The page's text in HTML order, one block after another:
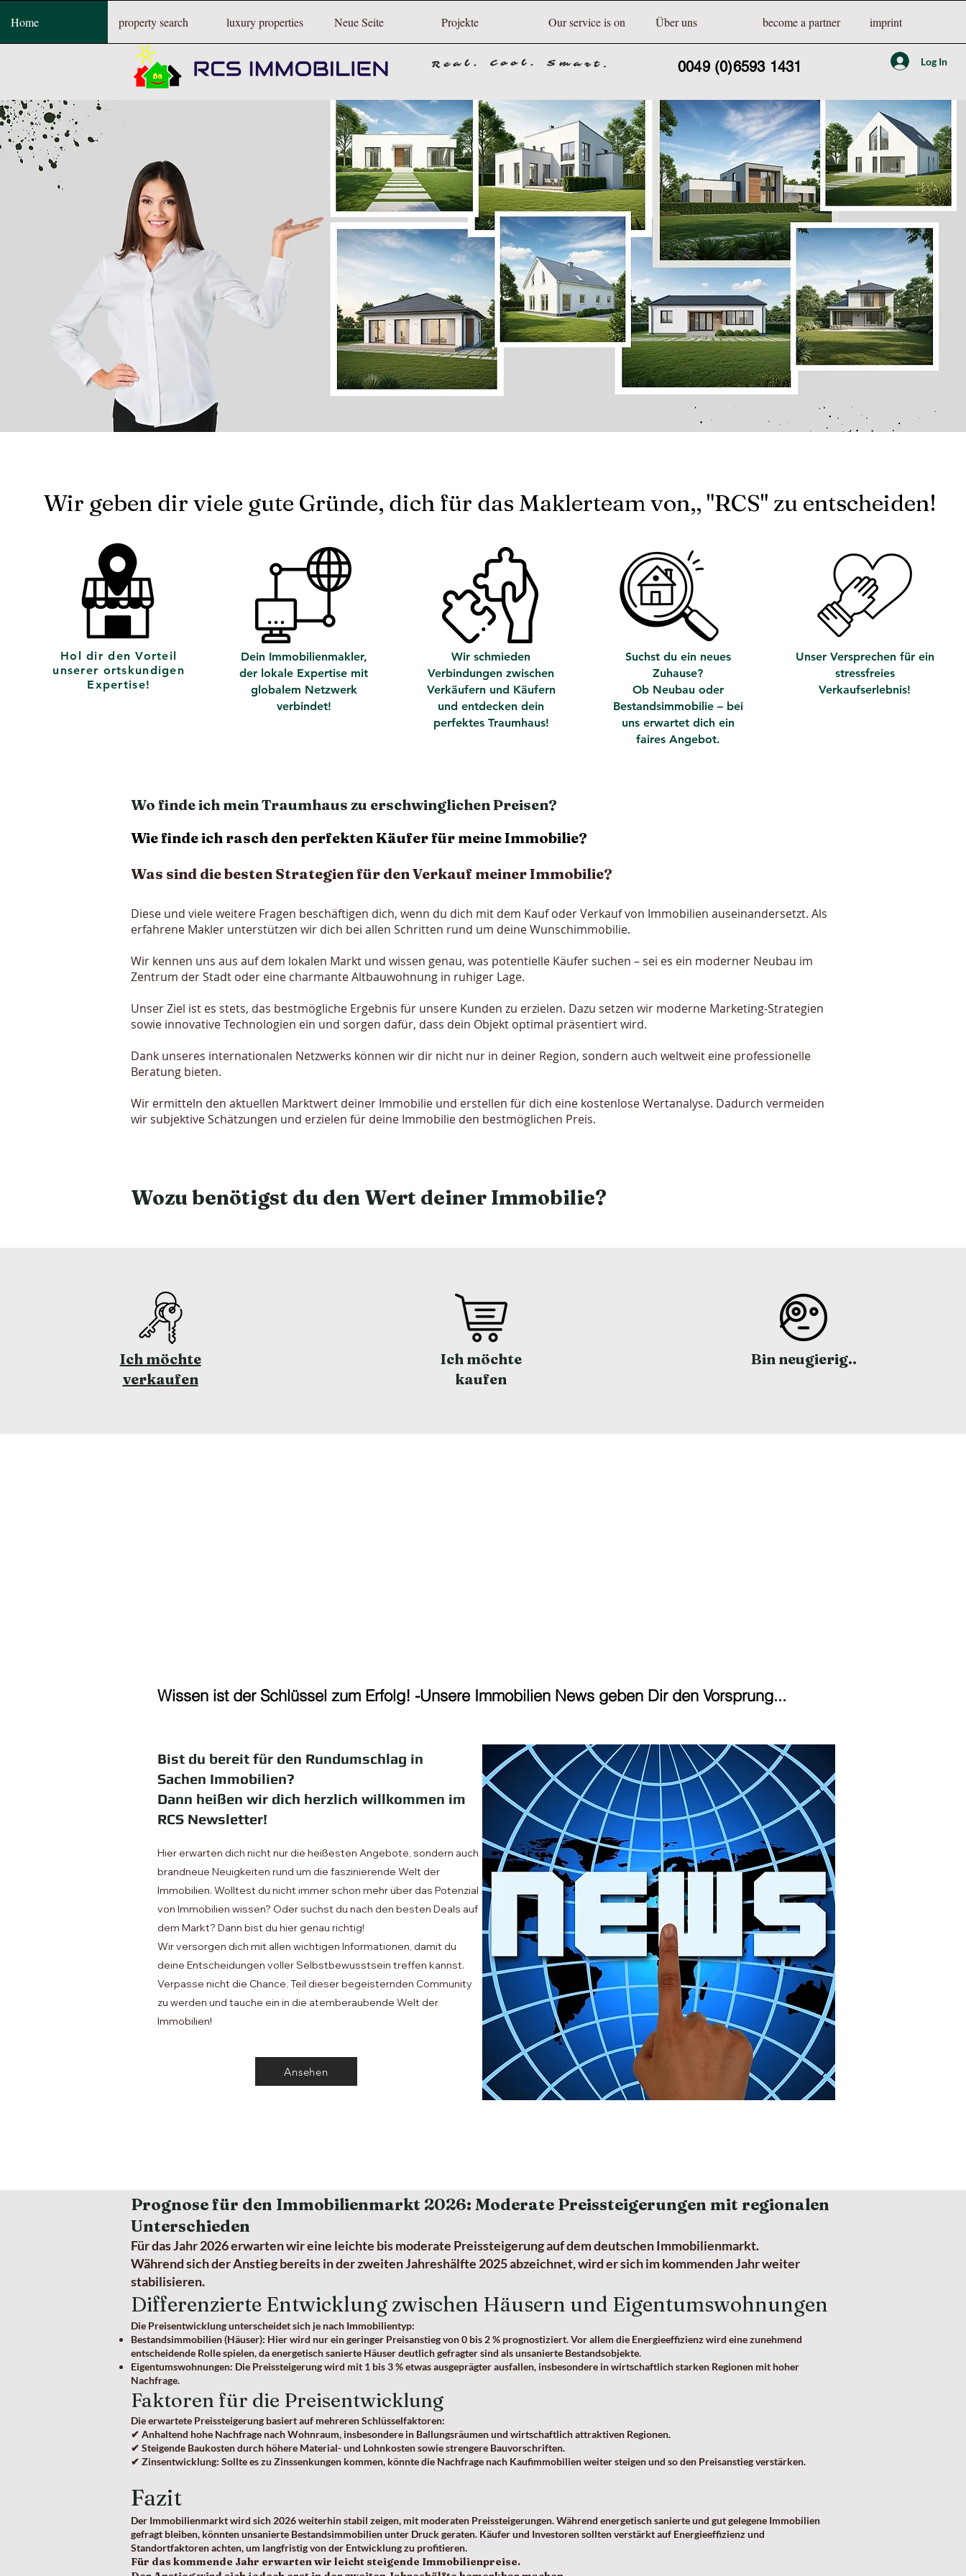
Home property search luxury properties Neue Seite Projekte Our service is on Über uns become a partner imprint
0049 (0)6593 1431 Log In
Wir geben dir viele gute Gründe, dich für das Maklerteam von,, "RCS" zu entscheiden!
Hol dir den Vorteil
unserer ortskundigen
Expertise!
Dein Immobilienmakler,
der lokale Expertise mit
globalem Netzwerk
verbindet!
Wir schmieden
Verbindungen zwischen
Verkäufern und Käufern
und entdecken dein
perfektes Traumhaus!
Suchst du ein neues
Zuhause?
Ob Neubau oder
Bestandsimmobilie – bei
uns erwartet dich ein
faires Angebot.
Unser Versprechen für ein
stressfreies
Verkaufserlebnis!
Wo finde ich mein Traumhaus zu erschwinglichen Preisen?
Wie finde ich rasch den perfekten Käufer für meine Immobilie?
Was sind die besten Strategien für den Verkauf meiner Immobilie?
Diese und viele weitere Fragen beschäftigen dich, wenn du dich mit dem Kauf oder Verkauf von Immobilien auseinandersetzt. Als
erfahrene Makler unterstützen wir dich bei allen Schritten rund um deine Wunschimmobilie.
Wir kennen uns aus auf dem lokalen Markt und wissen genau, was potentielle Käufer suchen – sei es ein moderner Neubau im
Zentrum der Stadt oder eine charmante Altbauwohnung in ruhiger Lage.
Unser Ziel ist es stets, das bestmögliche Ergebnis für unsere Kunden zu erzielen. Dazu setzen wir moderne Marketing-Strategien
sowie innovative Technologien ein und sorgen dafür, dass dein Objekt optimal präsentiert wird.
Dank unseres internationalen Netzwerks können wir dir nicht nur in deiner Region, sondern auch weltweit eine professionelle
Beratung bieten.
Wir ermitteln den aktuellen Marktwert deiner Immobilie und erstellen für dich eine kostenlose Wertanalyse. Dadurch vermeiden
wir subjektive Schätzungen und erzielen für deine Immobilie den bestmöglichen Preis.
Wozu benötigst du den Wert deiner Immobilie?
Ich möchte
verkaufen
Ich möchte
kaufen
Bin neugierig..
Wissen ist der Schlüssel zum Erfolg! -Unsere Immobilien News geben Dir den Vorsprung...
Bist du bereit für den Rundumschlag in
Sachen Immobilien?
Dann heißen wir dich herzlich willkommen im
RCS Newsletter!
Hier erwarten dich nicht nur die heißesten Angebote, sondern auch
brandneue Neuigkeiten rund um die faszinierende Welt der
Immobilien. Wolltest du nicht immer schon mehr über das Potenzial
von Immobilien wissen? Oder suchst du nach den besten Deals auf
dem Markt? Dann bist du hier genau richtig!
Wir versorgen dich mit allen wichtigen Informationen, damit du
deine Entscheidungen voller Selbstbewusstsein treffen kannst.
Verpasse nicht die Chance, Teil dieser begeisternden Community
zu werden und tauche ein in die atemberaubende Welt der
Immobilien!
Ansehen
​Prognose für den Immobilienmarkt 2026: Moderate Preissteigerungen mit regionalen
Unterschieden
Für das Jahr 2026 erwarten wir eine leichte bis moderate Preissteigerung auf dem deutschen Immobilienmarkt.
Während sich der Anstieg bereits in der zweiten Jahreshälfte 2025 abzeichnet, wird er sich im kommenden Jahr weiter
stabilisieren.
Differenzierte Entwicklung zwischen Häusern und Eigentumswohnungen
Die Preisentwicklung unterscheidet sich je nach Immobilientyp:
Bestandsimmobilien (Häuser): Hier wird nur ein geringer Preisanstieg von 0 bis 2 % prognostiziert. Vor allem die Energieeffizienz wird eine zunehmend
entscheidende Rolle spielen, da energetisch sanierte Häuser deutlich gefragter sind als unsanierte Bestandsobjekte.
Eigentumswohnungen: Die Preissteigerung wird mit 1 bis 3 % etwas ausgeprägter ausfallen, insbesondere in wirtschaftlich starken Regionen mit hoher
Nachfrage.
Faktoren für die Preisentwicklung
Die erwartete Preissteigerung basiert auf mehreren Schlüsselfaktoren:
✔ Anhaltend hohe Nachfrage nach Wohnraum, insbesondere in Ballungsräumen und wirtschaftlich attraktiven Regionen.
✔ Steigende Baukosten durch höhere Material- und Lohnkosten sowie strengere Bauvorschriften.
✔ Zinsentwicklung: Sollte es zu Zinssenkungen kommen, könnte die Nachfrage nach Kaufimmobilien weiter steigen und so den Preisanstieg verstärken.
Fazit
Der Immobilienmarkt wird sich 2026 weiterhin stabil zeigen, mit moderaten Preissteigerungen. Während energetisch sanierte und gut gelegene Immobilien
gefragt bleiben, könnten unsanierte Bestandsimmobilien unter Druck geraten. Käufer und Investoren sollten verstärkt auf Energieeffizienz und
Standortfaktoren achten, um langfristig von der Entwicklung zu profitieren.
Für das kommende Jahr erwarten wir leicht steigende Immobilienpreise.